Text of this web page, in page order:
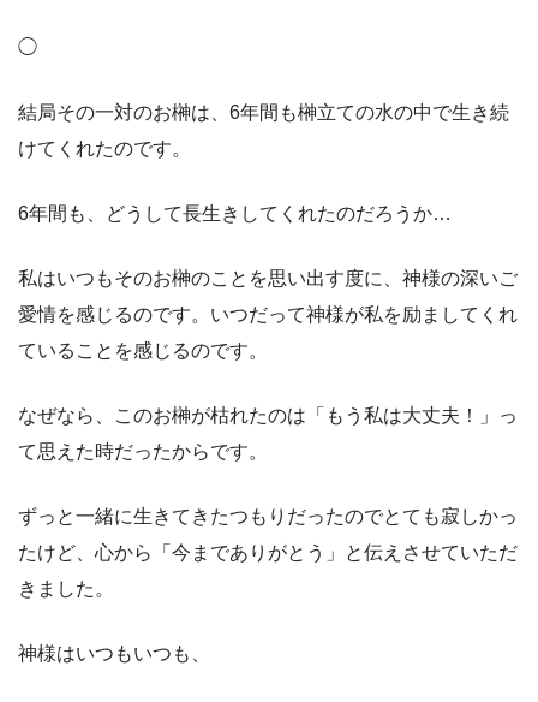
◯
結局その一対のお榊は、 6年間も榊立ての水の中で生き続
けてくれたのです。
6年間も、どうして長生きしてくれたのだろうか…
私はいつもそのお榊のことを思い出す度に、神様の深いご
愛情を感じるのです。いつだって神様が私を励ましてくれ
ていることを感じるのです。
なぜなら、このお榊が枯れたのは「もう私は大丈夫！」っ
て思えた時だったからです。
ずっと一緒に生きてきたつもりだったのでとても寂しかっ
たけど、心から「今までありがとう」と伝えさせていただ
きました。
神様はいつもいつも、